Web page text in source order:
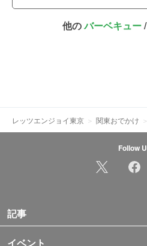
他のバーベキュー/
レッツエンジョイ東京 関東おでかけ
Follow
記事
イベント